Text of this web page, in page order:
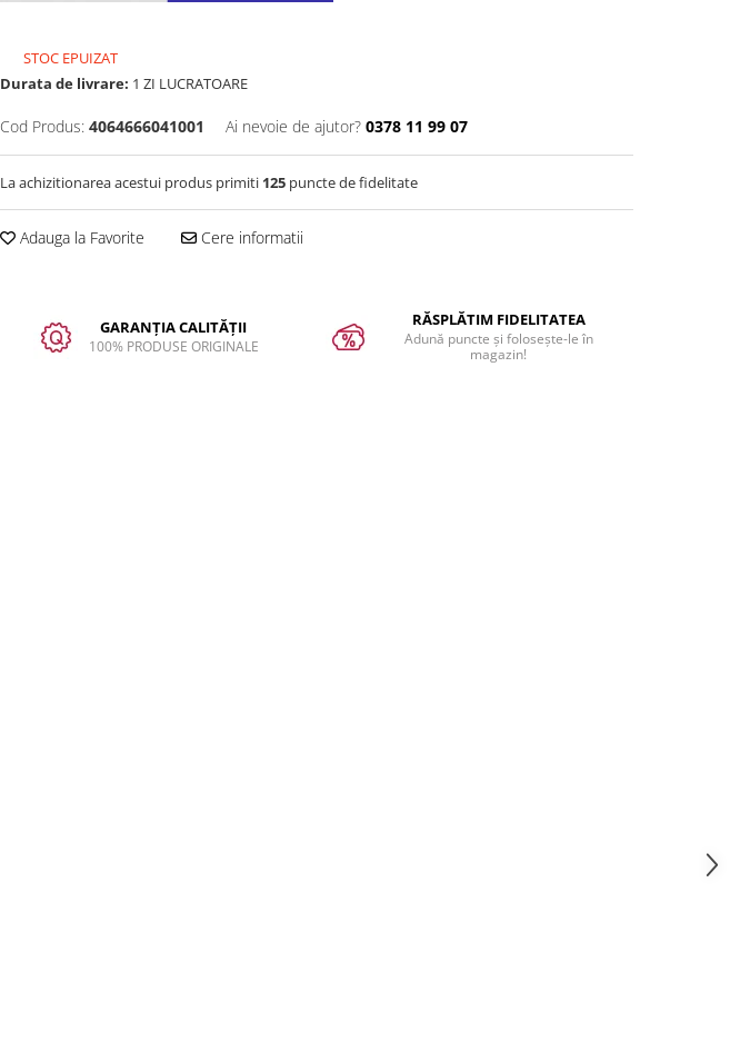
STOC EPUIZAT
Durata de livrare: 1 ZI LUCRATOARE
Cod Produs: 4064666041001 Ai nevoie de ajutor? 0378 11 99 07
La achizitionarea acestui produs primiti 125 puncte de fidelitate
Adauga la Favorite Cere informatii
GARANȚIA CALITĂȚII
100% PRODUSE ORIGINALE
RĂSPLĂTIM FIDELITATEA
Adună puncte și folosește-le în
magazin!